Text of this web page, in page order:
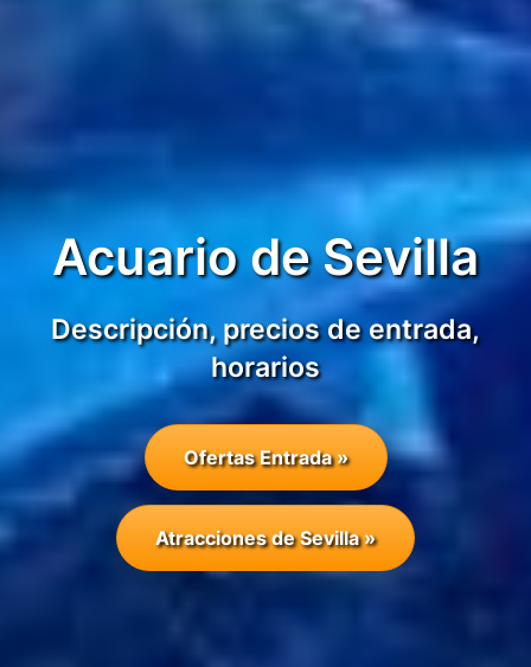
Acuario de Sevilla
Descripción, precios de entrada,
horarios
Ofertas Entrada »
Atracciones de Sevilla »